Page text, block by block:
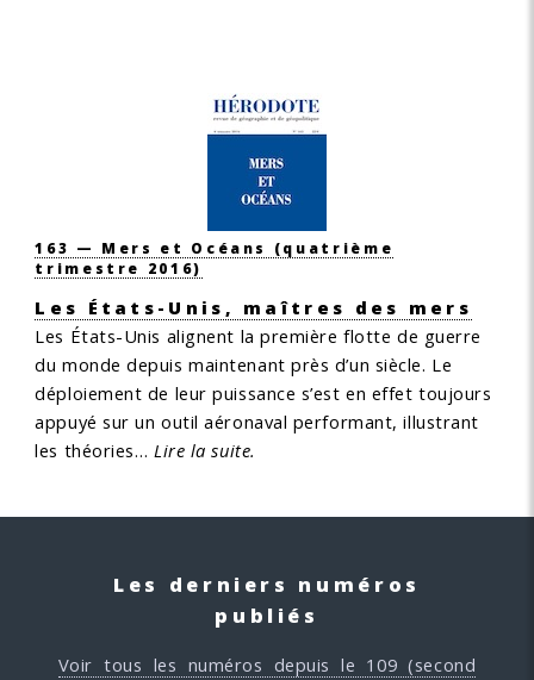
163 — Mers et Océans (quatrième
trimestre 2016)
Les États-Unis, maîtres des mers
Les États-Unis alignent la première flotte de guerre
du monde depuis maintenant près d’un siècle. Le
déploiement de leur puissance s’est en effet toujours
appuyé sur un outil aéronaval performant, illustrant
les théories…Lire la suite.
Les derniers numéros
publiés
Voir tous les numéros depuis le 109 (second